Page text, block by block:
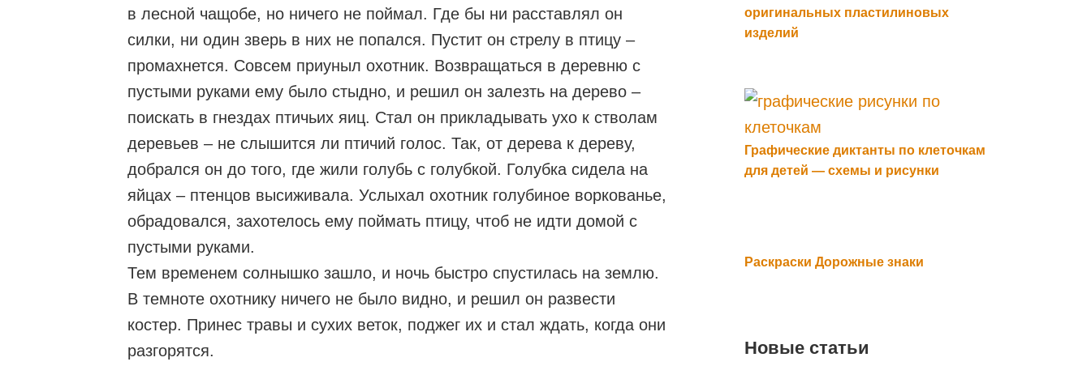
в лесной чащобе, но ничего не поймал. Где бы ни расставлял он
силки, ни один зверь в них не попался. Пустит он стрелу в птицу –
промахнется. Совсем приуныл охотник. Возвращаться в деревню с
пустыми руками ему было стыдно, и решил он залезть на дерево –
поискать в гнездах птичьих яиц. Стал он прикладывать ухо к стволам
деревьев – не слышится ли птичий голос. Так, от дерева к дереву,
добрался он до того, где жили голубь с голубкой. Голубка сидела на
яйцах – птенцов высиживала. Услыхал охотник голубиное воркованье,
обрадовался, захотелось ему поймать птицу, чтоб не идти домой с
пустыми руками.
Тем временем солнышко зашло, и ночь быстро спустилась на землю.
В темноте охотнику ничего не было видно, и решил он развести
костер. Принес травы и сухих веток, поджег их и стал ждать, когда они
разгорятся.
оригинальных пластилиновых
изделий
Графические диктанты по клеточкам
для детей — схемы и рисунки
Раскраски Дорожные знаки
Новые статьи